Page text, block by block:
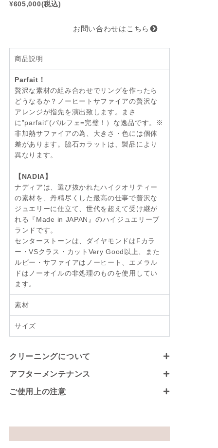
¥605,000(税込)
お問い合わせはこちら
商品説明
Parfait！
贅沢な素材の組み合わせでリングを作ったら
どうなるか？ノーヒートサファイアの贅沢な
アレンジが指先を演出致します。まさ
に”parfait”(パルフェ=完璧！）な逸品です。※
非加熱サファイアの為、大きさ・色には個体
差があります。脇石カラットは、製品により
異なります。
【NADIA】
ナディアは、選び抜かれたハイクオリティー
の素材を、丹精尽くした最高の仕事で贅沢な
ジュエリーに仕立て、世代を超えて受け継が
れる『Made in JAPAN』のハイジュエリーブ
ランドです。
センターストーンは、ダイヤモンドはFカラ
ー・VSクラス・カットVery Good以上、また
ルビー・サファイアはノーヒート、エメラル
ドはノーオイルの非処理のものを使用してい
ます。
素材
サイズ
クリーニングについて
アフターメンテナンス
ご使用上の注意